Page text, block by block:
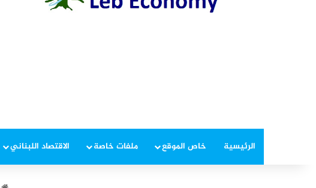
الرئيسية خاص الموقع ملفات خاصة الاقتصاد اللبناني